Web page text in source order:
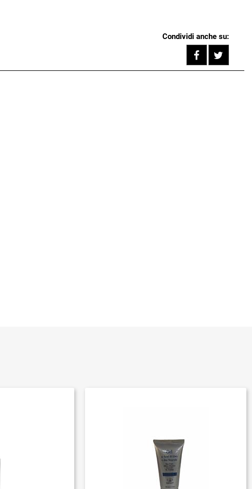
Condividi anche su: